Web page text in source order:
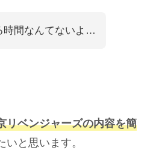
時間なんてないよ…
リベンジャーズの内容を簡
いと思います。